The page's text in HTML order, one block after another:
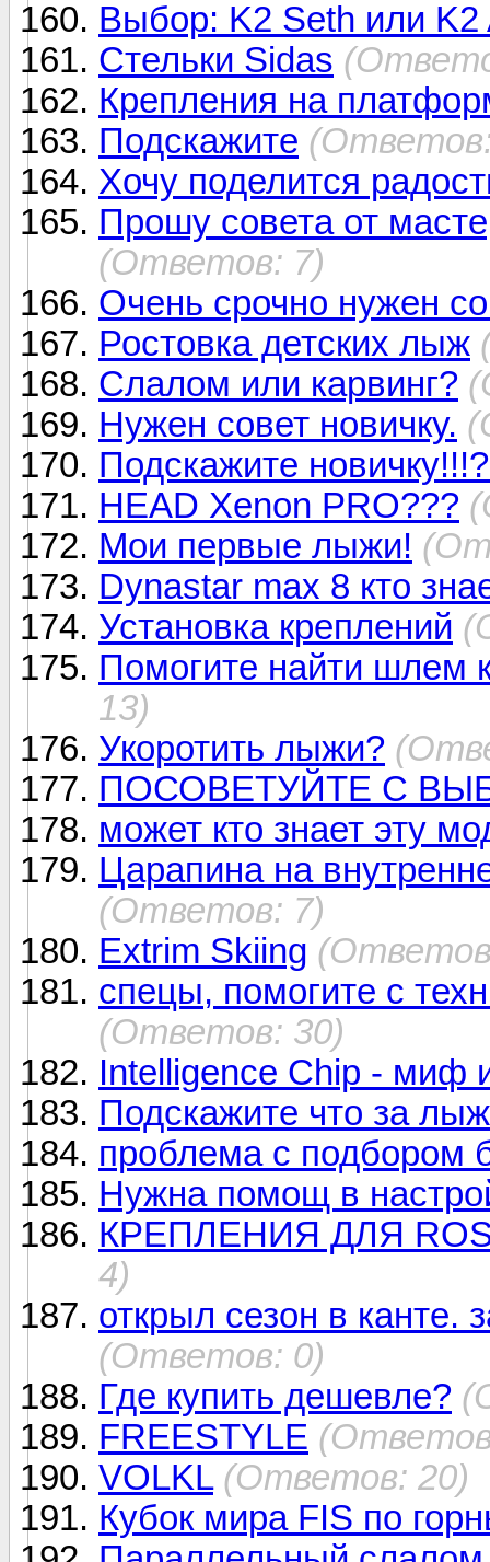
Выбор: K2 Seth или K2
Стельки Sidas
Крепления на
Подскажите
Хочу поделится
Прошу совета от
(Ответов: 7)
Очень срочно нужен
Ростовка детских лыж
Слалом или карвинг?
Нужен совет новичку.
Подскажите
HEAD Xenon PRO???
Мои первые лыжи!
Dynastar max 8 кто
Установка креплений
Помогите найти шлем
13)
Укоротить лыжи?
ПОСОВЕТУЙТЕ С
может кто знает эту
Царапина на
(Ответов: 7)
Extrim Skiing
спецы, помогите с
(Ответов: 30)
Intelligence Chip - миф
Подскажите что за
проблема с подбором
Нужна помощ в
КРЕПЛЕНИЯ ДЛЯ
4)
открыл сезон в канте.
(Ответов: 0)
Где купить дешевле?
FREESTYLE
VOLKL (Ответов: 20)
Кубок мира FIS по